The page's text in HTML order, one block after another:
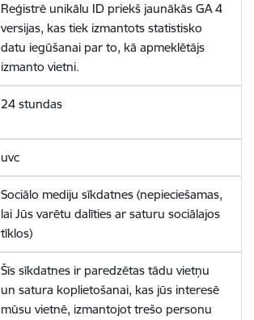
Reģistrē unikālu ID priekš jaunākās GA 4
versijas, kas tiek izmantots statistisko
datu iegūšanai par to, kā apmeklētājs
izmanto vietni.
24 stundas
uvc
Sociālo mediju sīkdatnes (nepieciešamas,
lai Jūs varētu dalīties ar saturu sociālajos
tīklos)
Šīs sīkdatnes ir paredzētas tādu vietņu
un satura koplietošanai, kas jūs interesē
mūsu vietnē, izmantojot trešo personu